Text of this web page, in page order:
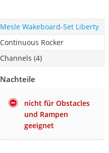
Mesle Wakeboard-Set Liberty
Continuous Rocker
Channels (4)
Nachteile
nicht für Obstacles
und Rampen
geeignet